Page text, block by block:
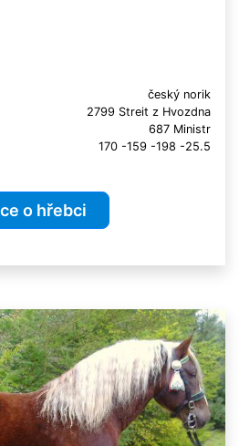
český norik
2799 Streit z Hvozdna
687 Ministr
170 -159 -198 -25.5
o hřebci